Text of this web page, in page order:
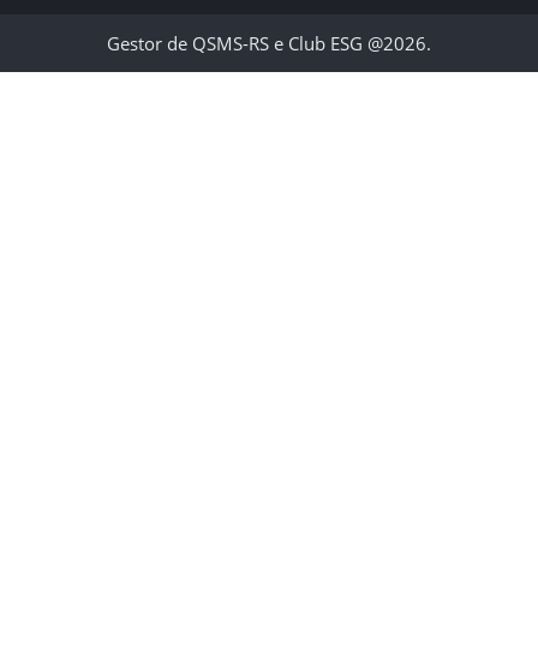
Gestor de QSMS-RS e Club ESG @2026.